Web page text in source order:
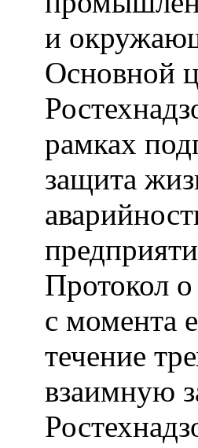
и
Основной
рамках
защита
Протокол о
с момента
течение
взаимную